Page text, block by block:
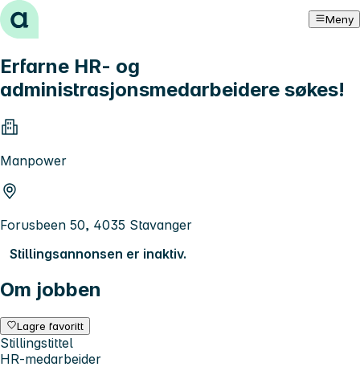
Hopp til innhold Meny
Erfarne HR- og
administrasjonsmedarbeidere søkes!
Manpower
Forusbeen 50, 4035 Stavanger
Stillingsannonsen er inaktiv.
Om jobben
Lagre favoritt
Stillingstittel
HR-medarbeider